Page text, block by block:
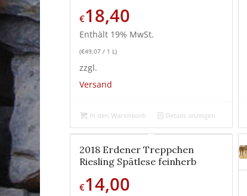
€18,40
Enthält 19% MwSt.
(€49,07 / 1 L)
zzgl.
Versand
In den Warenkorb Details anzeigen
2018 Erdener Treppchen
Riesling Spätlese feinherb
€14,00